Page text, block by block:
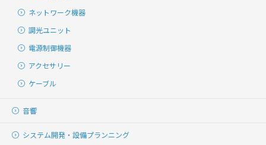
ネットワーク機器
調光ユニット
電源制御機器
アクセサリー
ケーブル
音響
システム開発・ 設備プランニング